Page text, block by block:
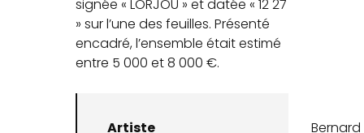
signée « LORJOU » et datée « 12 27
» sur l’une des feuilles. Présenté
encadré, l’ensemble était estimé
entre 5 000 et 8 000 €.
Artiste
Bernard